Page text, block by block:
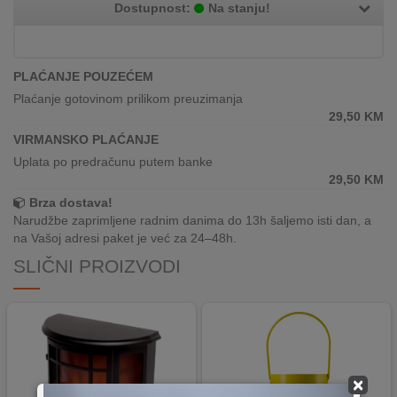
O
NAMA
KATALOZI
KUPITI?
KUPOVINA
INOSTRANSTVA
OZNAKE
ENERGETSKE
UČINKOVITOSTI
DIGITALIS ×
Dostupnost: Na stanju!
PLAĆANJE POUZEĆEM
Plaćanje gotovinom prilikom preuzimanja
29,50 KM
VIRMANSKO PLAĆANJE
Uplata po predračunu putem banke
29,50 KM
Brza dostava!
Narudžbe zaprimljene radnim danima do 13h šaljemo isti dan, a
na Vašoj adresi paket je već za 24–48h.
SLIČNI PROIZVODI